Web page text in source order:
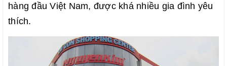
hàng đầu Việt Nam, được khá nhiều gia đình yêu
thích.